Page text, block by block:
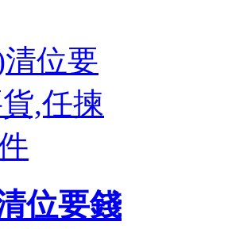
位要錢